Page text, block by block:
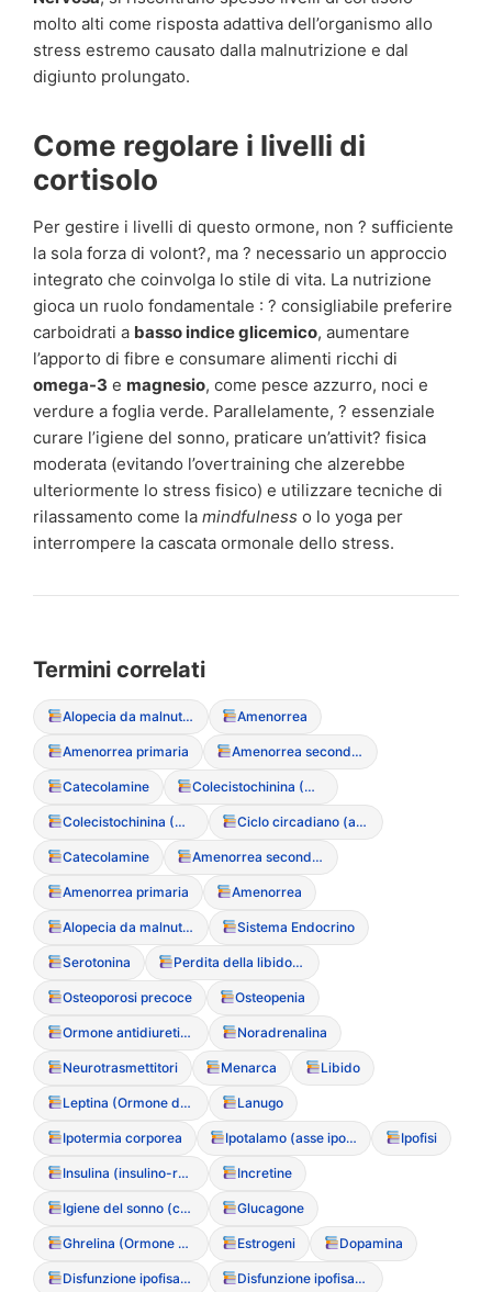
molto alti come risposta adattiva dell’organismo allo
stress estremo causato dalla malnutrizione e dal
digiunto prolungato.
Come regolare i livelli di
cortisolo
Per gestire i livelli di questo ormone, non ? sufficiente
la sola forza di volont?, ma ? necessario un approccio
integrato che coinvolga lo stile di vita. La nutrizione
gioca un ruolo fondamentale : ? consigliabile preferire
carboidrati a basso indice glicemico, aumentare
l’apporto di fibre e consumare alimenti ricchi di
omega-3 e magnesio, come pesce azzurro, noci e
verdure a foglia verde. Parallelamente, ? essenziale
curare l’igiene del sonno, praticare un’attivit? fisica
moderata (evitando l’overtraining che alzerebbe
ulteriormente lo stress fisico) e utilizzare tecniche di
rilassamento come la mindfulness o lo yoga per
interrompere la cascata ormonale dello stress.
Termini correlati
Alopecia da malnutrizione Amenorrea
Amenorrea primaria Amenorrea secondaria
Catecolamine Colecistochinina (CCK)
Colecistochinina (CCK) Ciclo circadiano (alterazioni)
Catecolamine Amenorrea secondaria
Amenorrea primaria Amenorrea
Alopecia da malnutrizione Sistema Endocrino
Serotonina Perdita della libido (a causa sei DCA)
Osteoporosi precoce Osteopenia
Ormone antidiuretico (ADH) Noradrenalina
Neurotrasmettitori Menarca Libido
Leptina (Ormone della saziet?) Lanugo
Ipotermia corporea Ipotalamo (asse ipotalamo-ipofisi-gonadi) Ipofisi
Insulina (insulino-resistenza) Incretine
Igiene del sonno (correlazione con l’appetito) Glucagone
Ghrelina (Ormone della fame) Estrogeni Dopamina
Disfunzione ipofisaria Disfunzione ipofisaria